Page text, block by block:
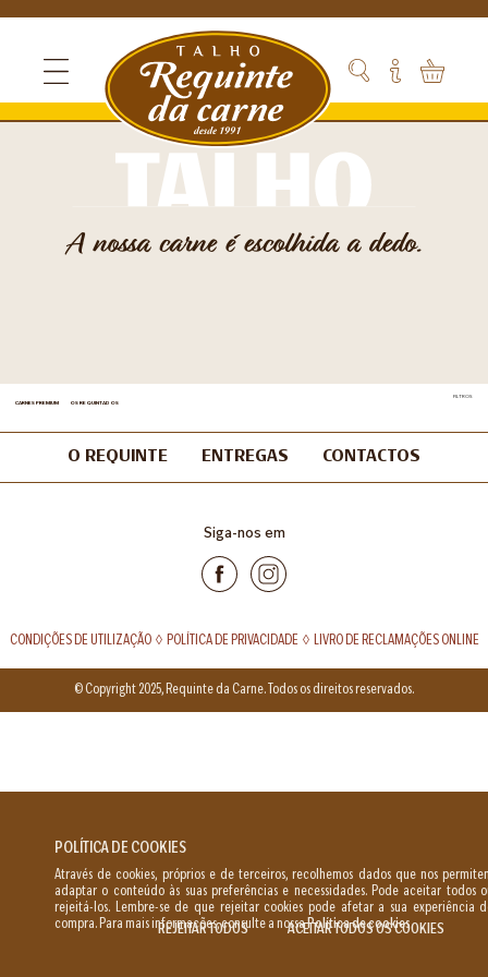
A nossa carne é escolhida a dedo.
CARNES PREMIUM OS REQUINTADOS
FILTROS
O REQUINTE ENTREGAS CONTACTOS
Siga-nos em
CONDIÇÕES DE UTILIZAÇÃO ◊ POLÍTICA DE PRIVACIDADE ◊ LIVRO DE RECLAMAÇÕES ONLINE
© Copyright 2025, Requinte da Carne. Todos os direitos reservados.
POLÍTICA DE COOKIES
Através de cookies, próprios e de terceiros, recolhemos dados que nos
adaptar o conteúdo às suas preferências e necessidades. Pode aceitar todos
rejeitá-los. Lembre-se de que rejeitar cookies pode afetar a sua experiência
compra. Para mais informações, consulte a nossaPolítica de cookies.
REJEITAR TODOS ACEITAR TODOS OS COOKIES